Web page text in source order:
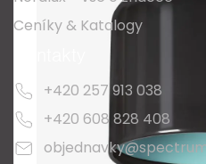
Ceníky & Katalogy
+420 257 913 038
+420 608 828 408